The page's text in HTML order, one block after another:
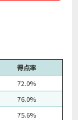
得点率
72.0%
76.0%
75.6%